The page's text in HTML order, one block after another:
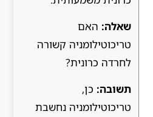
שאלה: האם
טריכוטילומניה קשורה
לחרדה כרונית?
תשובה: כן,
טריכוטילומניה נחשבת